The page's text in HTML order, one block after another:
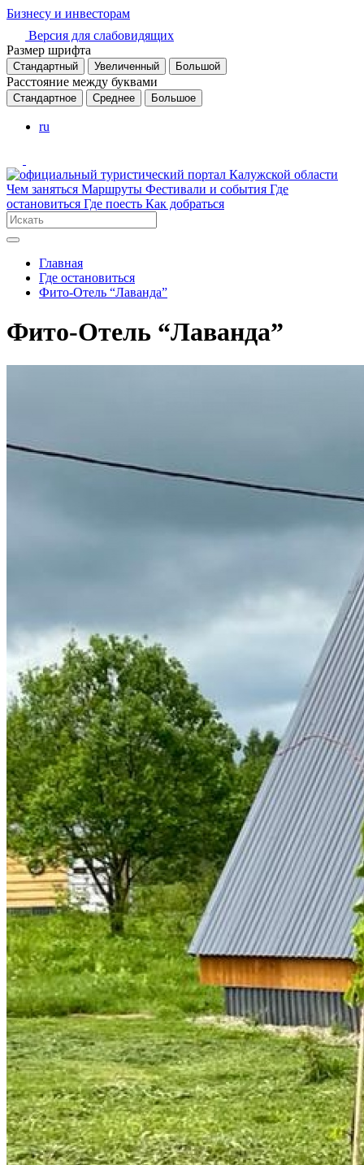
Бизнесу и инвесторам
Версия для слабовидящих
Размер шрифта
Стандартный Увеличенный Большой
Расстояние между буквами
Стандартное Среднее Большое
ru
Чем заняться Маршруты Фестивали и события Где
остановиться Где поесть Как добраться
Главная
Где остановиться
Фито-Отель “Лаванда”
Фито-Отель “Лаванда”